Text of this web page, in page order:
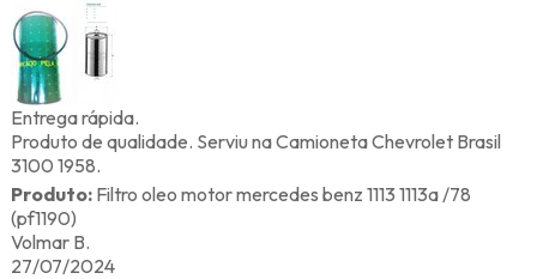
Entrega rápida.
Produto de qualidade. Serviu na Camioneta Chevrolet Brasil
3100 1958.
Produto:Filtro oleo motor mercedes benz 1113 1113a /78
(pf1190)
Volmar B.
27/07/2024